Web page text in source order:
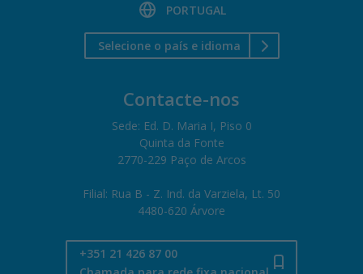
PORTUGAL
Selecione o país e idioma
Contacte-nos
Sede: Ed. D. Maria I, Piso 0
Quinta da Fonte
2770-229 Paço de Arcos
Filial: Rua B - Z. Ind. da Varziela, Lt. 50
4480-620 Árvore
+351 21 426 87 00